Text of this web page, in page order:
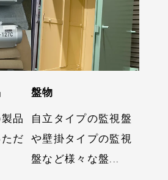
ギャラリー
品
だ
盤物
自立タイプの監視盤
や壁掛タイプの監視
盤など様々な盤...